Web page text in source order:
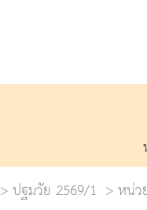
ปฐมวัย 2569/1 หน่ว